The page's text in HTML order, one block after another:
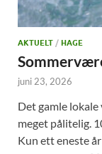
AKTUELT / HAGE
juni 23, 2026
Det gamle
meget pålitelig.
Kun ett eneste